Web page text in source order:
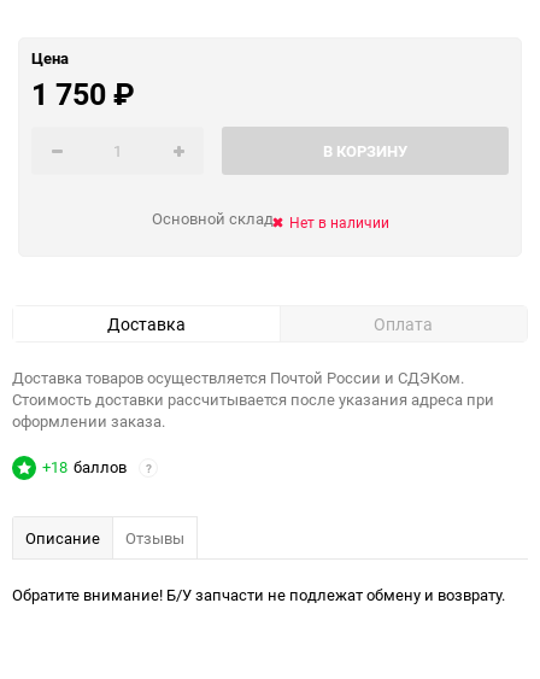
Цена
1 750₽
В КОРЗИНУ
Основной склад Нет в наличии
Доставка Оплата
Доставка товаров осуществляется Почтой России и СДЭКом.
Стоимость доставки рассчитывается после указания адреса при
оформлении заказа.
+18 баллов ?
Описание Отзывы
Обратите внимание! Б/У запчасти не подлежат обмену и возврату.